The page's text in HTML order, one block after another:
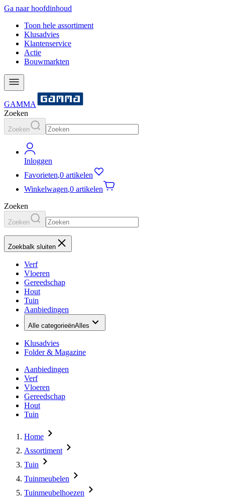
Ga naar hoofdinhoud
Toon hele assortiment
Klusadvies
Klantenservice
Actie
Bouwmarkten
GAMMA
Zoeken
Zoeken
Inloggen
Favorieten,0 artikelen
Winkelwagen,0 artikelen
Zoeken
Zoeken
Zoekbalk sluiten
Verf
Vloeren
Gereedschap
Hout
Tuin
Aanbiedingen
Alle categorieënAlles
Klusadvies
Folder & Magazine
Aanbiedingen
Verf
Vloeren
Gereedschap
Hout
Tuin
Home
Assortiment
Tuin
Tuinmeubelen
Tuinmeubelhoezen